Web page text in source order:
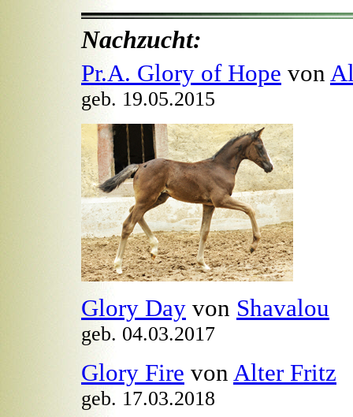
Nachzucht:
Pr.A. Glory of Hope von
geb. 19.05.2015
Glory Day von Shavalou
geb. 04.03.2017
Glory Fire von Alter Fritz
geb. 17.03.2018